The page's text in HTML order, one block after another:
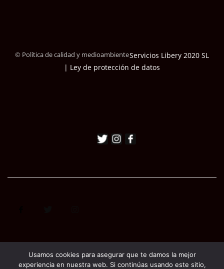
© Política de calidad y medioambienteServicios Libery 2020 SL
| Ley de protección de datos
Usamos cookies para asegurar que te damos la mejor
experiencia en nuestra web. Si continúas usando este sitio,